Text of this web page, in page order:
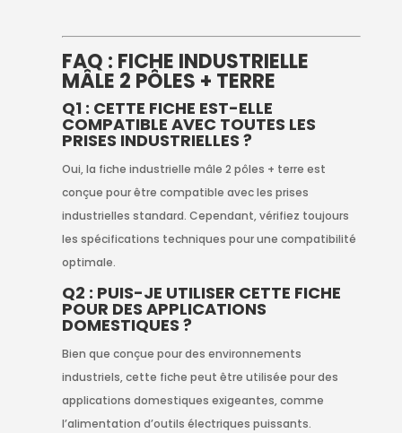
FAQ : FICHE INDUSTRIELLE
MÂLE 2 PÔLES + TERRE
Q1 : CETTE FICHE EST-ELLE
COMPATIBLE AVEC TOUTES LES
PRISES INDUSTRIELLES ?
Oui, la fiche industrielle mâle 2 pôles + terre est
conçue pour être compatible avec les prises
industrielles standard. Cependant, vérifiez toujours
les spécifications techniques pour une compatibilité
optimale.
Q2 : PUIS-JE UTILISER CETTE FICHE
POUR DES APPLICATIONS
DOMESTIQUES ?
Bien que conçue pour des environnements
industriels, cette fiche peut être utilisée pour des
applications domestiques exigeantes, comme
l’alimentation d’outils électriques puissants.